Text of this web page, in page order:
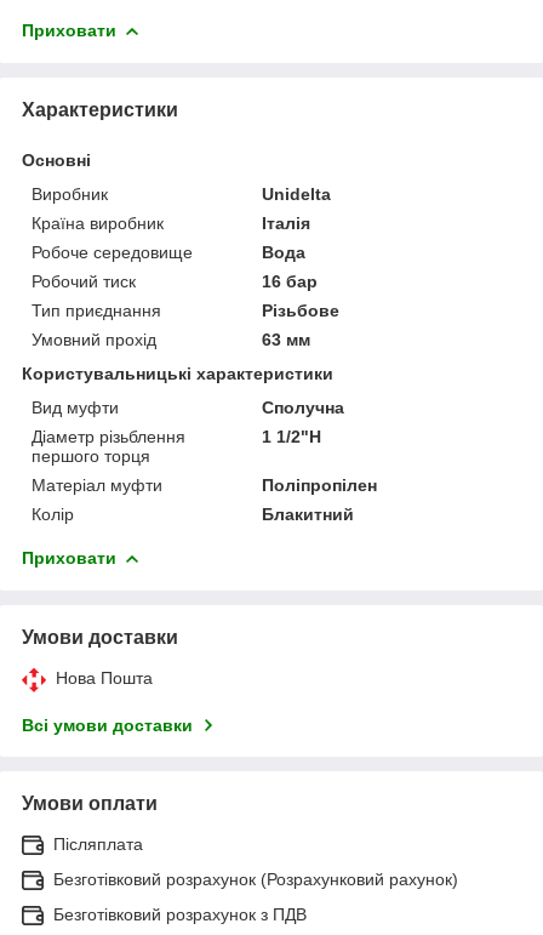
Приховати
Характеристики
Основні
Виробник
Unidelta
Країна виробник
Італія
Робоче середовище
Вода
Робочий тиск
16 бар
Тип приєднання
Різьбове
Умовний прохід
63 мм
Користувальницькі характеристики
Вид муфти
Сполучна
Діаметр різьблення
першого торця
1 1/2"Н
Матеріал муфти
Поліпропілен
Колір
Блакитний
Приховати
Умови доставки
Нова Пошта
Всі умови доставки
Умови оплати
Післяплата
Безготівковий розрахунок (Розрахунковий рахунок)
Безготівковий розрахунок з ПДВ